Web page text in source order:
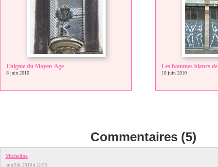
Enigme du Moyen-Age
8 juin 2010
Les hommes blancs
10 juin 2010
Commentaires (5)
Micheline
juin 9th, 2010 à 12:55